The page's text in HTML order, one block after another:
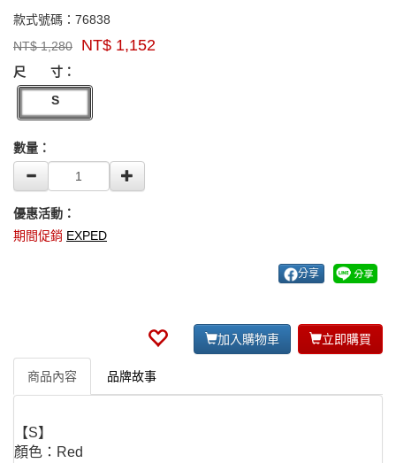
款式號碼： 76838
牌：
EXPED
NT$1,280 NT$ 1,152
GOODS000000000000001527263
尺 寸：
S
數量：
優惠活動：
期間促銷 EXPED
分享
加入購物車 立即購買
商品內容 品牌故事
【S】
顏色：Red